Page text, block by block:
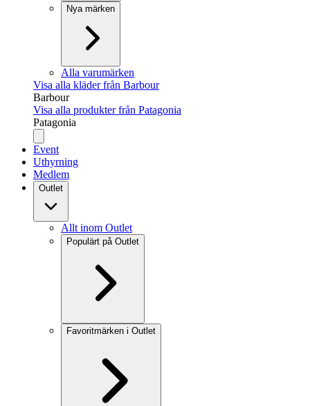
Nya märken
Alla varumärken
Visa alla kläder från Barbour
Barbour
Visa alla produkter från Patagonia
Patagonia
Event
Uthyrning
Medlem
Outlet
Allt inom Outlet
Populärt på Outlet
Favoritmärken i Outlet